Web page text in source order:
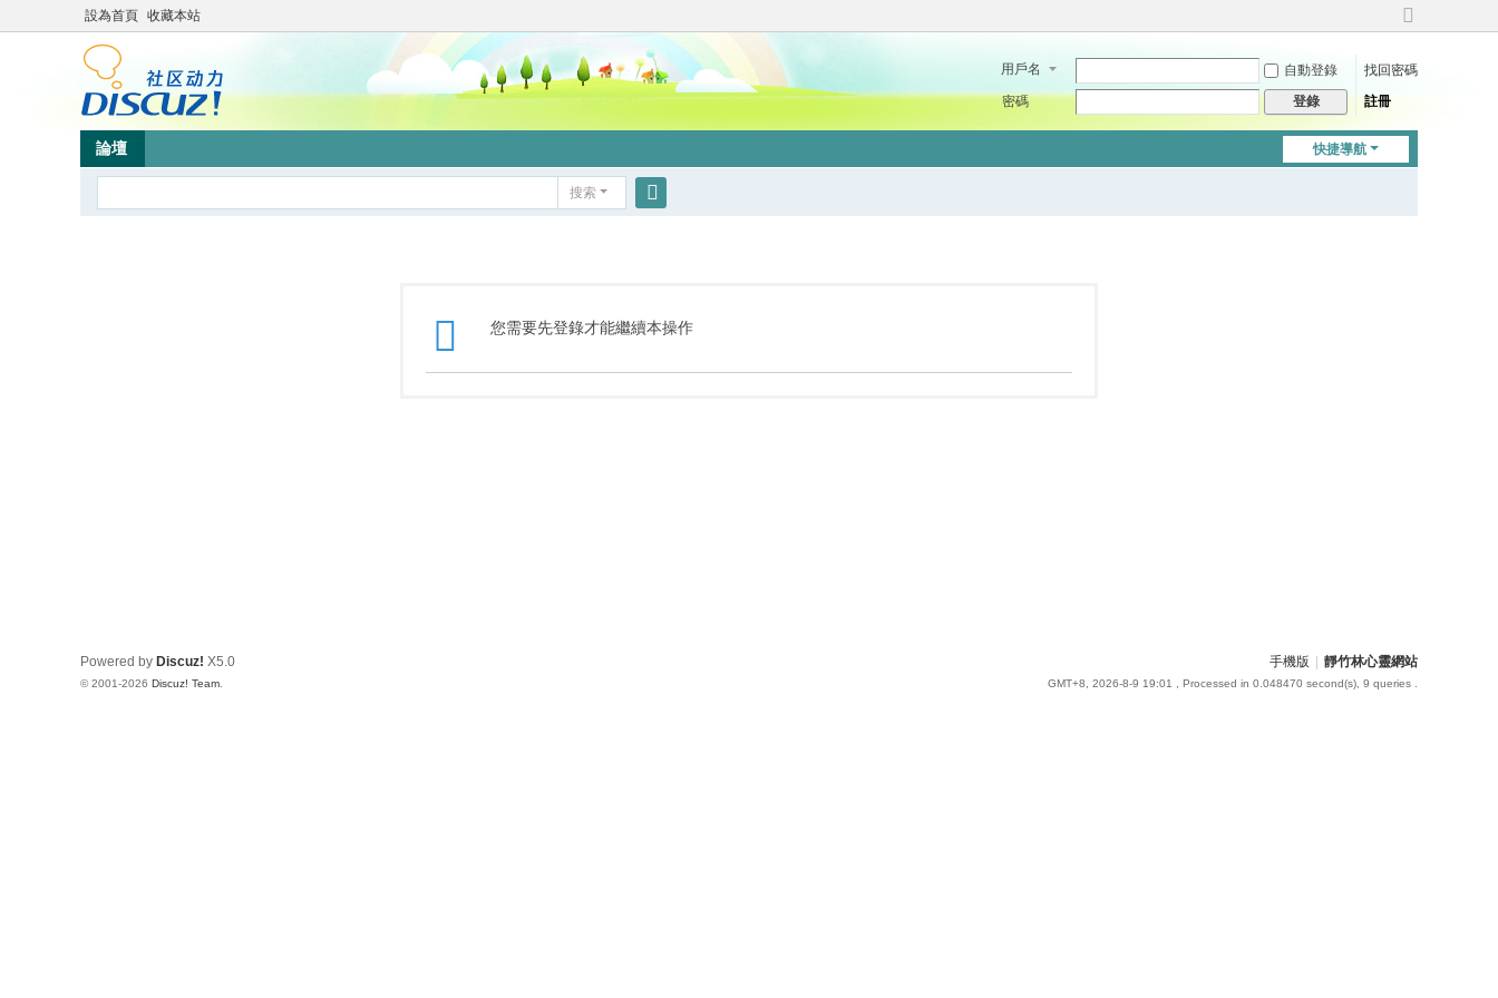
設為首頁 收藏本站
切
到
用戶名 自動登錄
找回密碼
密碼
登錄 註冊
快捷導航
論壇
搜索
您需要先登錄才能繼續本操作
手機版 靜竹林心靈網站
GMT+8, 2026-8-9 19:01 , Processed in 0.048470 second(s), 9 queries .
Powered by Discuz! X5.0
© 2001-2026 Discuz! Team